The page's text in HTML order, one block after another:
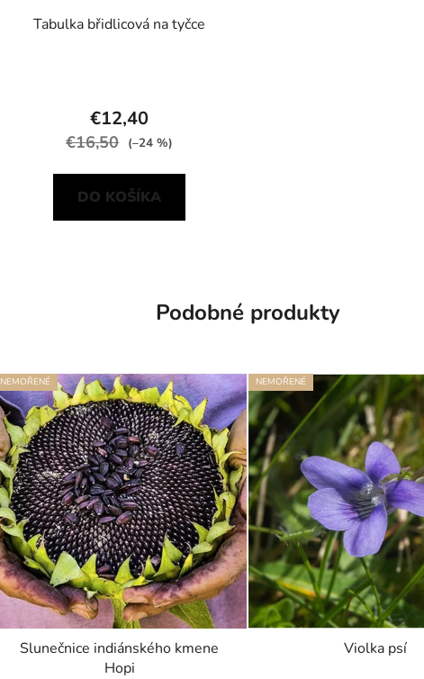
Tabulka břidlicová na tyčce
€12,40
€16,50 (–24 %)
DO KOŠÍKA
Podobné produkty
NEMOŘENÉ
Slunečnice indiánského kmene
Hopi
NEMOŘENÉ
Violka psí